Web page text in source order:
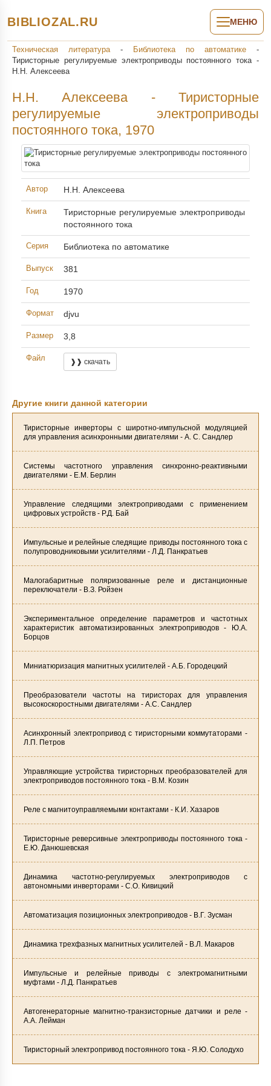
BIBLIOZAL.RU МЕНЮ
Техническая литература- Библиотека по автоматике -
Тиристорные регулируемые электроприводы постоянного тока -
Н.Н. Алексеева
Н.Н. Алексеева - Тиристорные
регулируемые электроприводы
постоянного тока, 1970
Автор Н.Н. Алексеева
Книга
Тиристорные регулируемые электроприводы
постоянного тока
Серия Библиотека по автоматике
Выпуск 381
Год 1970
Формат djvu
Размер 3,8
Файл ❱❱ скачать
Другие книги данной категории
Тиристорные инверторы с широтно-импульсной модуляцией
для управления асинхронными двигателями - А. С. Сандлер
Системы частотного управления синхронно-реактивными
двигателями - Е.М. Берлин
Управление следящими электроприводами с применением
цифровых устройств - Р.Д. Бай
Импульсные и релейные следящие приводы постоянного тока с
полупроводниковыми усилителями - Л.Д. Панкратьев
Малогабаритные поляризованные реле и дистанционные
переключатели - В.З. Ройзен
Экспериментальное определение параметров и частотных
характеристик автоматизированных электроприводов - Ю.А.
Борцов
Миниатюризация магнитных усилителей - А.Б. Городецкий
Преобразователи частоты на тиристорах для управления
высокоскоростными двигателями - А.С. Сандлер
Асинхронный электропривод с тиристорными коммутаторами -
Л.П. Петров
Управляющие устройства тиристорных преобразователей для
электроприводов постоянного тока - В.М. Козин
Реле с магнитоуправляемыми контактами - К.И. Хазаров
Тиристорные реверсивные электроприводы постоянного тока -
Е.Ю. Данюшевская
Динамика частотно-регулируемых электроприводов с
автономными инверторами - С.О. Кивицкий
Автоматизация позиционных электроприводов - В.Г. Зусман
Динамика трехфазных магнитных усилителей - В.Л. Макаров
Импульсные и релейные приводы с электромагнитными
муфтами - Л.Д. Панкратьев
Автогенераторные магнитно-транзисторные датчики и реле -
А.А. Лейман
Тиристорный электропривод постоянного тока - Я.Ю. Солодухо